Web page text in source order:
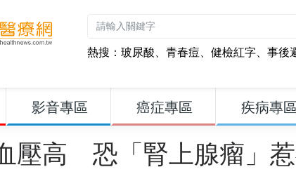
熱搜： 玻尿酸、 青春痘、 健檢紅字、 事後
影音專區 癌症專區 疾病專區
壓高 恐「腎上腺瘤」